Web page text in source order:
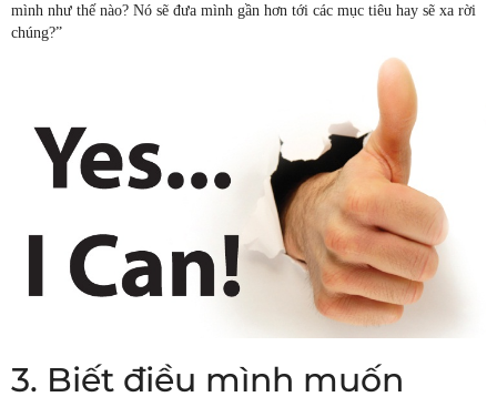
mình như thế nào? Nó sẽ đưa mình gần hơn tới các mục tiêu hay sẽ xa rời
chúng?”
3. Biết điều mình muốn